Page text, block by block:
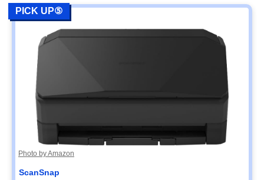
PICK UP⑤
Photo by Amazon
ScanSnap